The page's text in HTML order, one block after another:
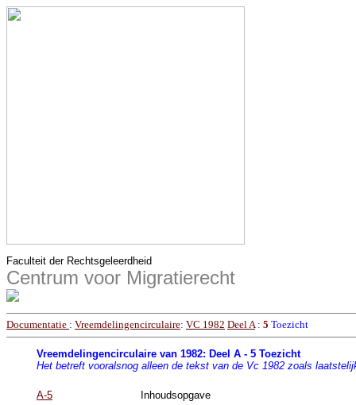
Faculteit der Rechtsgeleerdheid
Centrum voor Migratierecht
Documentatie : Vreemdelingencirculaire: VC 1982 Deel A: 5 Toezicht
Vreemdelingencirculaire van 1982: Deel A - 5 Toezicht
Het betreft vooralsnog alleen de tekst van de Vc 1982 zoals
A-5
Inhoudsopgave